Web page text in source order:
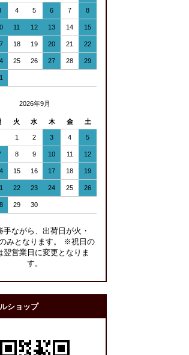
4 5 6 7 8
11 12 13 14 15
18 19 20 21 22
25 26 27 28 29
2026年9月
火 水 木 金 土
1 2 3 4 5
8 9 10 11 12
15 16 17 18 19
22 23 24 25 26
29 30
手ながら、出荷日が火・
みとなります。 ※祝日の
翌営業日に変更となりま
す。
ショップ